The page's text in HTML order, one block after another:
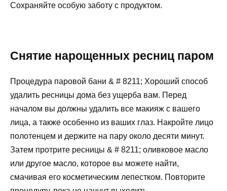
Сохраняйте особую заботу с продуктом.
Снятие нарощенных ресниц паром
Процедура паровой бани & # 8211; Хороший способ
удалить ресницы дома без ущерба вам. Перед
началом вы должны удалить все макияж с вашего
лица, а также особенно из ваших глаз. Накройте лицо
полотенцем и держите на пару около десяти минут.
Затем протрите ресницы & # 8211; оливковое масло
или другое масло, которое вы можете найти,
смачивая его косметическим лепестком. Повторите